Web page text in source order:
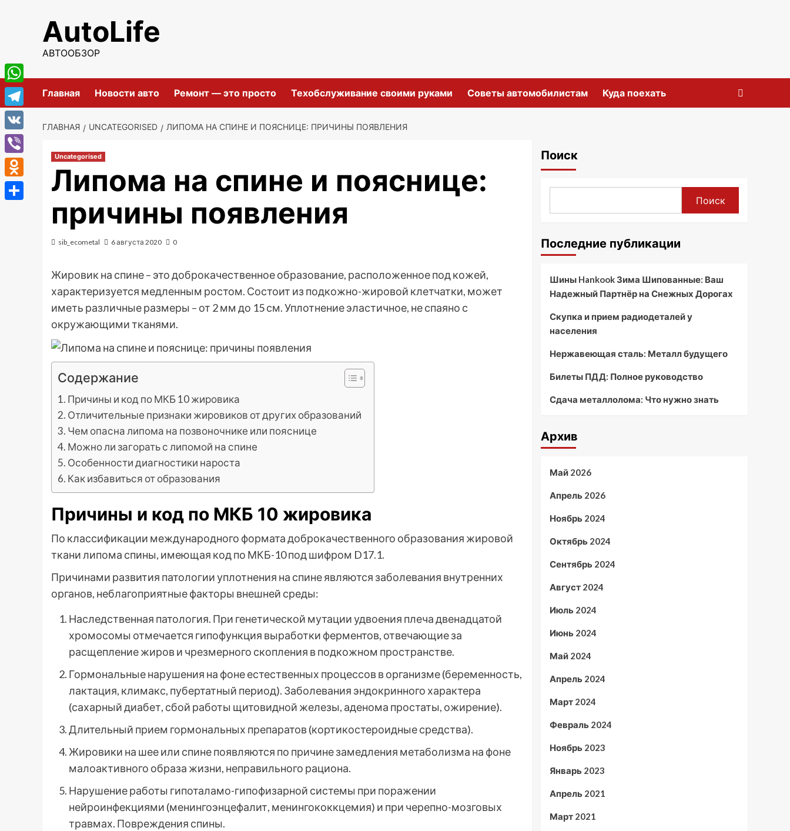
содержимомуAutoLife
АВТООБЗОР
Главная Новости авто Ремонт — это просто Техобслуживание своими руками Советы автомобилистам Куда поехать
ГЛАВНАЯ UNCATEGORISED ЛИПОМА НА СПИНЕ И ПОЯСНИЦЕ: ПРИЧИНЫ ПОЯВЛЕНИЯ
Uncategorised
Липома на спине и пояснице:
причины появления
sib_ecometal 6 августа 2020 0
Жировик на спине – это доброкачественное образование, расположенное под кожей,
характеризуется медленным ростом. Состоит из подкожно-жировой клетчатки, может
иметь различные размеры – от 2 мм до 15 см. Уплотнение эластичное, не спаяно с
окружающими тканями.
Содержание
Причины и код по МКБ 10 жировика
Отличительные признаки жировиков от других образований
Чем опасна липома на позвоночнике или пояснице
Можно ли загорать с липомой на спине
Особенности диагностики нароста
Как избавиться от образования
Причины и код по МКБ 10 жировика
По классификации международного формата доброкачественного образования жировой
ткани липома спины, имеющая код по МКБ-10 подшифром D17.1.
Причинами развития патологии уплотнения на спине являются заболевания внутренних
органов, неблагоприятные факторы внешней среды:
Наследственная патология. При генетической мутации удвоения плеча двенадцатой
хромосомы отмечается гипофункция выработки ферментов, отвечающие за
расщепление жиров и чрезмерного скопления в подкожном пространстве.
Гормональные нарушения на фоне естественных процессов в организме (беременность,
лактация, климакс, пубертатный период). Заболевания эндокринного характера
(сахарный диабет, сбой работы щитовидной железы, аденома простаты, ожирение).
Длительный прием гормональных препаратов (кортикостероидные средства).
Жировики на шее или спине появляются по причине замедления метаболизма на фоне
малоактивного образа жизни, неправильного рациона.
Нарушение работы гипоталамо-гипофизарной системы при поражении
нейроинфекциями (менингоэнцефалит, менингококкцемия) и при черепно-мозговых
травмах. Повреждения спины.
Поиск
Поиск
Последние публикации
Шины Hankook Зима Шипованные: Ваш
Надежный Партнёр на Снежных Дорогах
Скупка и прием радиодеталей у
населения
Нержавеющая сталь: Металл будущего
Билеты ПДД: Полное руководство
Сдача металлолома: Что нужно знать
Архив
Май 2026
Апрель 2026
Ноябрь 2024
Октябрь 2024
Сентябрь 2024
Август 2024
Июль 2024
Июнь 2024
Май 2024
Апрель 2024
Март 2024
Февраль 2024
Ноябрь 2023
Январь 2023
Апрель 2021
Март 2021
WhatsApp
Telegram
VK
Viber
Odnoklassniki
Отправить